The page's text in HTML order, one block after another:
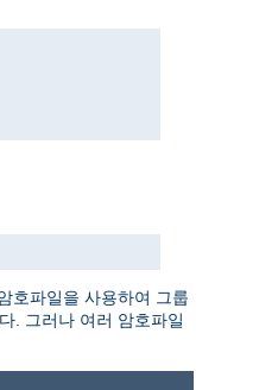
호파일을 사용하여 그룹
. 그러나 여러 암호파일